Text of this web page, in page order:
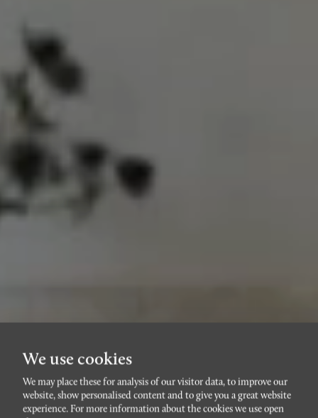
RÖRSJÖSTADEN
We use cookies
We may place these for analysis of our visitor data, to improve our
website, show personalised content and to give you a great website
experience. For more information about the cookies we use open